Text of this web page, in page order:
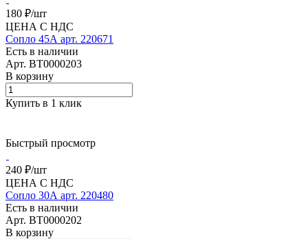
180 ₽/шт
ЦЕНА С НДС
Сопло 45А арт. 220671
Есть в наличии
Арт. BT0000203
В корзину
Купить в 1 клик
Быстрый просмотр
240 ₽/шт
ЦЕНА С НДС
Сопло 30А арт. 220480
Есть в наличии
Арт. BT0000202
В корзину